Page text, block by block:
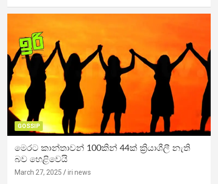
GOSSIP
මෙරට කාන්තාවන් 100කින් 44ක් ක්‍රියාශීලී නැති
බව හෙළිවෙයි
March 27, 2025 iri news